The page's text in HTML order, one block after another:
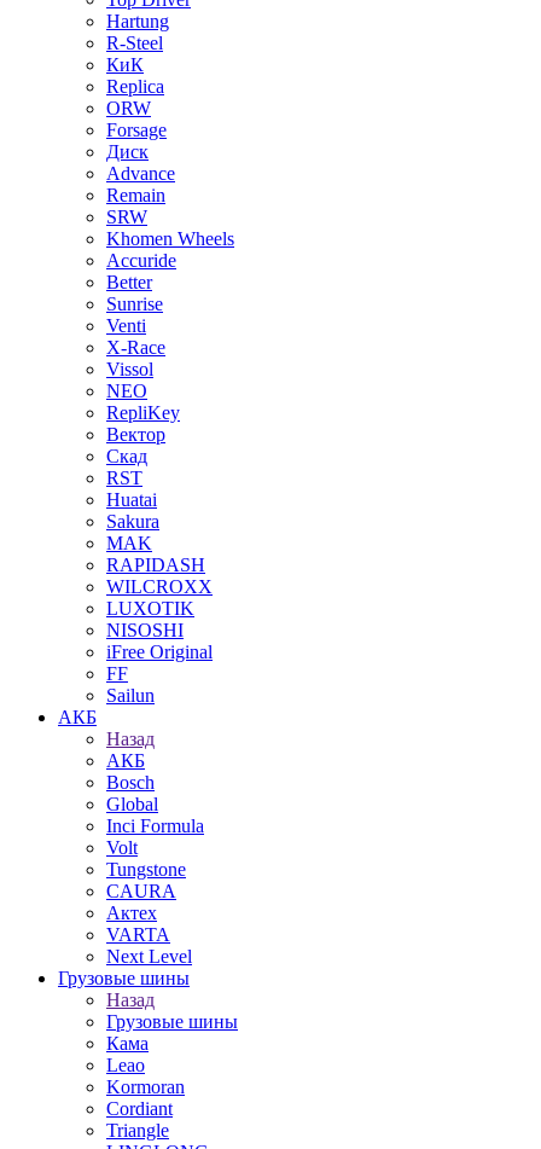
Hartung
R-Steel
КиК
Replica
ORW
Forsage
Диск
Advance
Remain
SRW
Khomen Wheels
Accuride
Better
Sunrise
Venti
X-Race
Vissol
NEO
RepliKey
Вектор
Скад
RST
Huatai
Sakura
MAK
RAPIDASH
WILCROXX
LUXOTIK
NISOSHI
iFree Original
FF
Sailun
АКБ
Назад
АКБ
Bosch
Global
Inci Formula
Volt
Tungstone
CAURA
Актех
VARTA
Next Level
Грузовые шины
Назад
Грузовые шины
Кама
Leao
Kormoran
Cordiant
Triangle